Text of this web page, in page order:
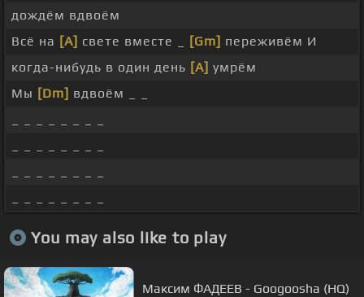
дождём вдвоём
Всё на [A] свете вместе _ [Gm] переживём И
когда-нибудь в один день [A] умрём
Мы [Dm] вдвоём _ _
You may also like to play
Максим ФАДЕЕВ - Googoosha (HQ)